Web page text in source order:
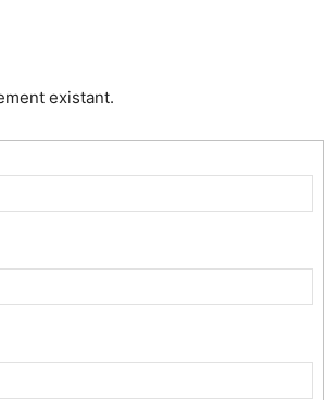
existant.